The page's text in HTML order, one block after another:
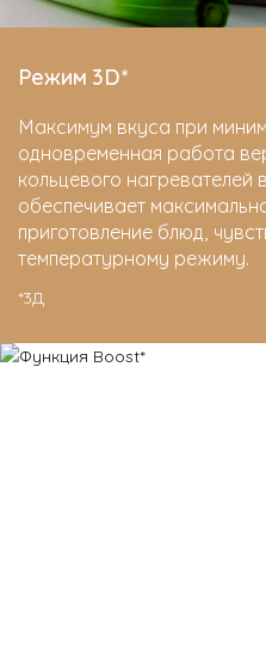
Режим 3D*
Максимум вкуса при
одновременная работа
кольцевого нагревателей
обеспечивает
приготовление блюд,
температурному режиму.
*3Д